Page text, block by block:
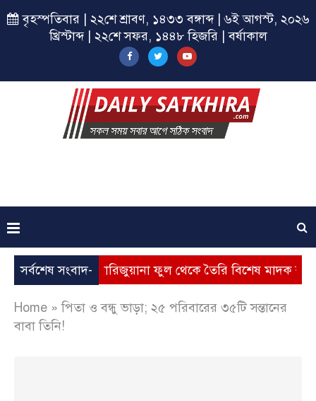
বৃহস্পতিবার | ২২শে শ্রাবণ, ১৪৩৩ বঙ্গাব্দ | ৬ই আগস্ট, ২০২৬
খ্রিস্টাব্দ | ২২শে সফর, ১৪৪৮ হিজরি | বর্ষাকাল
সর্বশেষ সংবাদ-
মারিজুয়ানা ফুল থেকে তৈরি বিশেষ মাদক কুশ জব্দ,আটক-১
Home »পিতা ও বন্ধু ভাড়া; ২৫ পরিবারের ৩৫টি সন্তানের
বাবা তিনি!